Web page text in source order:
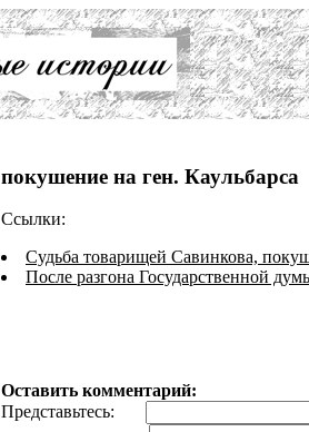
покушение на ген. Каульбарса
Ссылки:
Судьба товарищей Савинкова,
После разгона Государственной
Оставить комментарий:
Представьтесь: